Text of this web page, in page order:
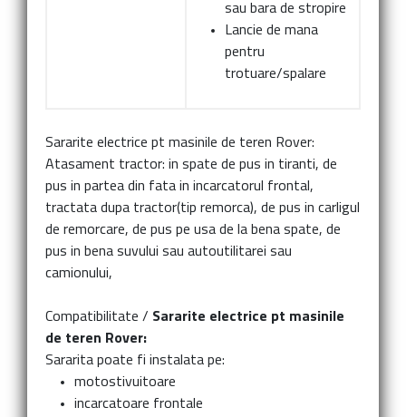
sau bara de stropire
Lancie de mana
pentru
trotuare/spalare
Sararite electrice pt masinile de teren Rover:
Atasament tractor: in spate de pus in tiranti, de
pus in partea din fata in incarcatorul frontal,
tractata dupa tractor(tip remorca), de pus in carligul
de remorcare, de pus pe usa de la bena spate, de
pus in bena suvului sau autoutilitarei sau
camionului,
Compatibilitate / Sararite electrice pt masinile
de teren Rover:
Sararita poate fi instalata pe:
motostivuitoare
incarcatoare frontale